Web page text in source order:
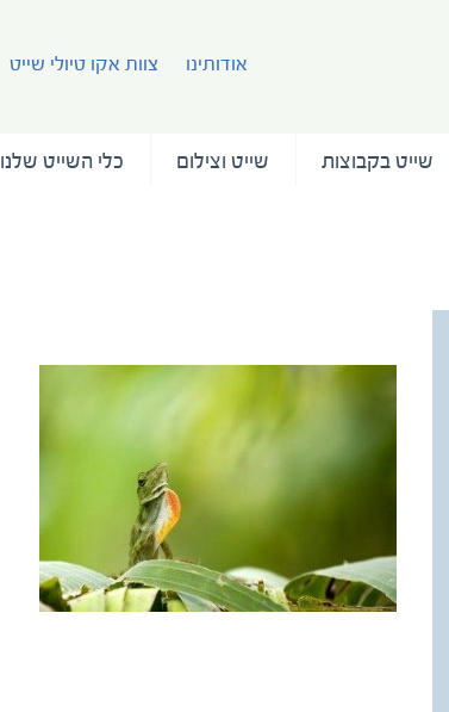
אודותינו צוות אקו טיולי שייט
שייט בקבוצות שייט וצילום כלי השייט שלנו